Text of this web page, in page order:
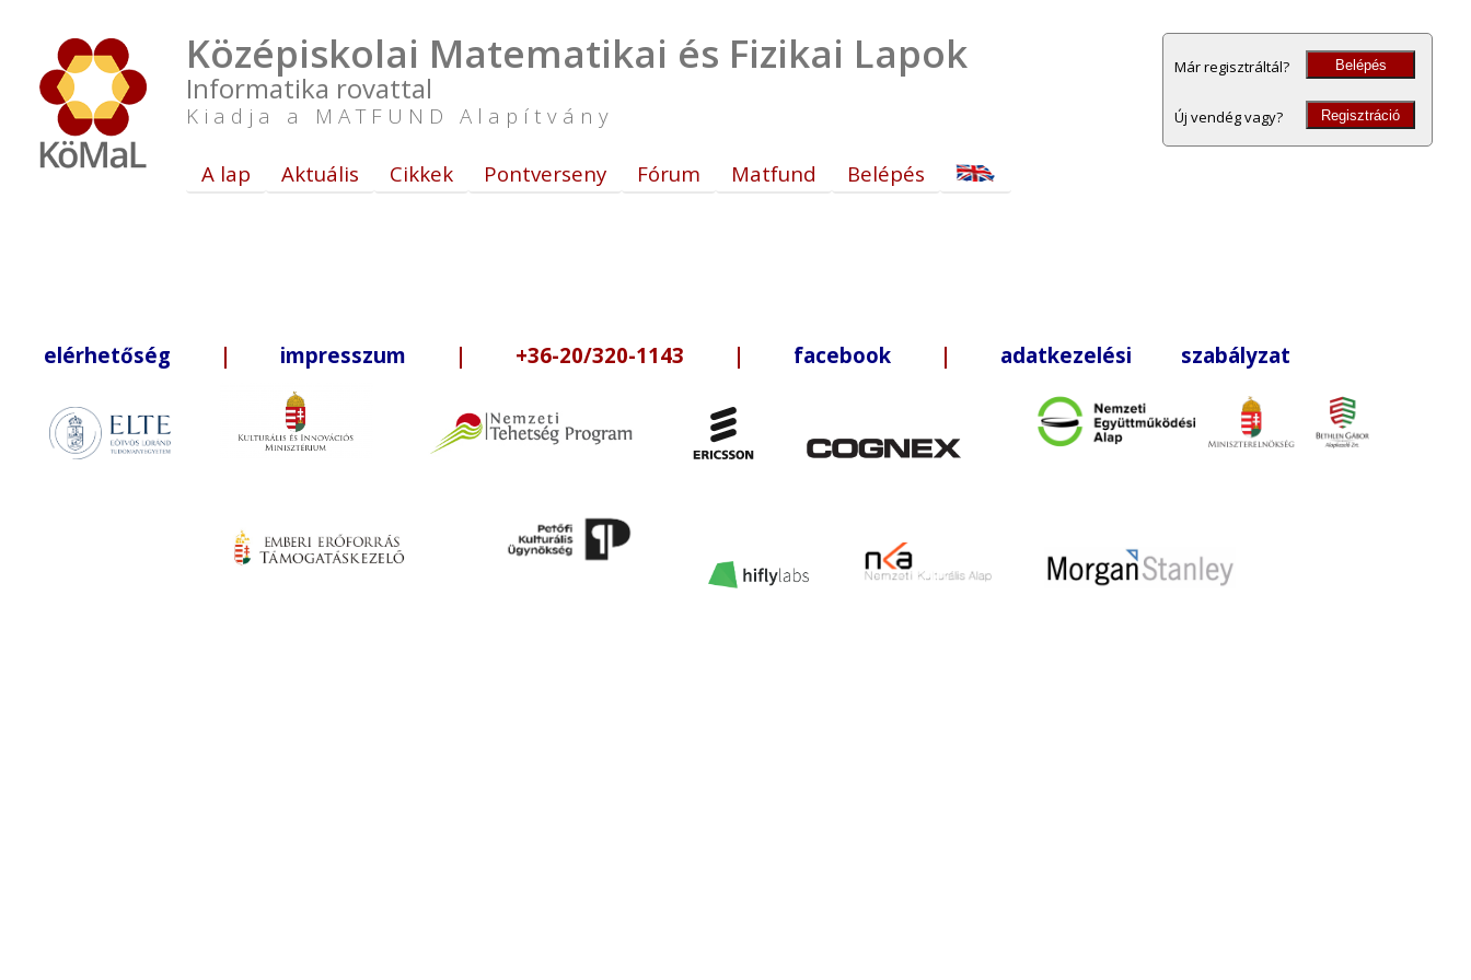
Középiskolai Matematikai és Fizikai Lapok
Informatika rovattal
Kiadja a MATFUND Alapítvány
Már regisztráltál? Belépés
Új vendég vagy? Regisztráció
A lap Aktuális Cikkek Pontverseny Fórum Matfund Belépés
elérhetőség | impresszum | +36-20/320-1143 | facebook | adatkezelési szabályzat